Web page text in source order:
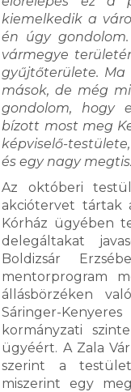
kiemelkedik a
én úgy
vármegye
gyűjtőterülete.
mások, de még
gondolom, hogy
bízott most meg
képviselő-
és egy nagy
Az októberi
akciótervet tártak
Kórház ügyében
delegáltakat
Boldizsár
mentorprogram
állásbörzéken
Sáringer-
kormányzati
ügyéért. A Zala
szerint a
miszerint egy